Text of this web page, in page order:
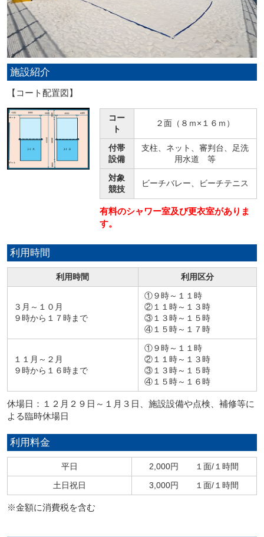
施設紹介
【コート配置図】
コー
ト
２面（８ｍ×１６ｍ）
付帯
設備
支柱、ネット、審判台、足洗
用水道 等
対象
競技
ビーチバレー、ビーチテニス
有料のシャワー室及び更衣室がありま
す。
利用時間
利用時間 利用区分
３月～１０月
９時から１７時まで
①９時～１１時
②１１時～１３時
③１３時～１５時
④１５時～１７時
１１月～２月
９時から１６時まで
①９時～１１時
②１１時～１３時
③１３時～１５時
④１５時～１６時
休場日：１２月２９日～１月３日、施設設備や点検、補修等に
よる臨時休場日
利用料金
平日
2,000円 １面/１時間
土日祝日
3,000円 １面/１時間
※金額に消費税を含む